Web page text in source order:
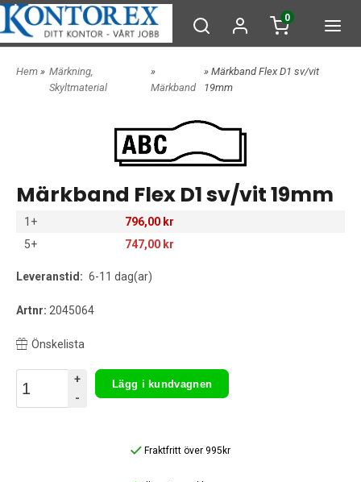
0
Hem » Märkning,
Skyltmaterial
»
Märkband
» Märkband Flex D1 sv/vit
19mm
Märkband Flex D1 sv/vit 19mm
1+
796,00 kr
5+
747,00 kr
Leveranstid: 6-11 dag(ar)
Artnr: 2045064
Önskelista
+
-
Lägg i kundvagnen
Fraktfritt över 995kr